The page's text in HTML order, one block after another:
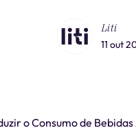
Liti
11 out